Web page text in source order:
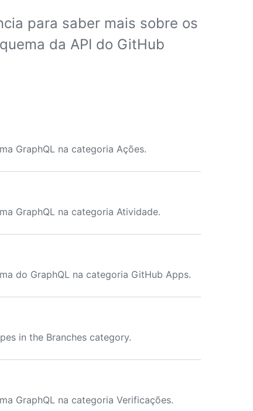
para saber mais sobre os
da API do GitHub
GraphQL na categoria Ações.
GraphQL na categoria Atividade.
do GraphQL na categoria GitHub Apps.
in the Branches category.
GraphQL na categoria Verificações.